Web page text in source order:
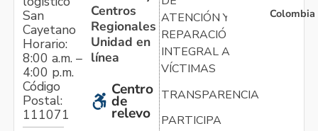
San
Cayetano
Horario:
8:00 a.m. –
4:00 p.m.
Código
Postal:
111071
Centros
Regionales
Unidad en
línea
Centro
de
relevo
ATENCIÓN Y
REPARACIÓN
INTEGRAL A
VÍCTIMAS
TRANSPARENCIA
PARTICIPA
Colombia